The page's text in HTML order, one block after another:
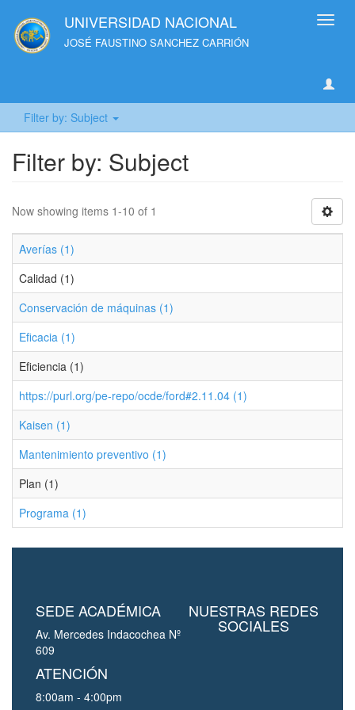
UNIVERSIDAD NACIONAL
JOSÉ FAUSTINO SANCHEZ CARRIÓN
Filter by: Subject
Filter by: Subject
Now showing items 1-10 of 1
Averías (1)
Calidad (1)
Conservación de máquinas (1)
Eficacia (1)
Eficiencia (1)
https://purl.org/pe-repo/ocde/ford#2.11.04 (1)
Kaisen (1)
Mantenimiento preventivo (1)
Plan (1)
Programa (1)
SEDE ACADÉMICA
Av. Mercedes Indacochea Nº
609
ATENCIÓN
8:00am - 4:00pm
NUESTRAS REDES
SOCIALES